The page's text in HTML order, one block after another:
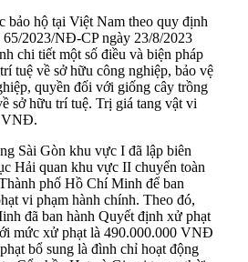
bảo hộ tại Việt Nam theo quy định
2023/NĐ-CP ngày 23/8/2023
chi tiết một số điều và biện pháp
tuệ về sở hữu công nghiệp, bảo vệ
quyền đối với giống cây trồng
sở hữu trí tuệ. Trị giá tang vật vi
VNĐ.
Sài Gòn khu vực I đã lập biên
Hải quan khu vực II chuyển toàn
phố Hồ Chí Minh để ban
vi phạm hành chính. Theo đó,
đã ban hành Quyết định xử phạt
mức xử phạt là 490.000.000 VNĐ
bổ sung là đình chỉ hoạt động